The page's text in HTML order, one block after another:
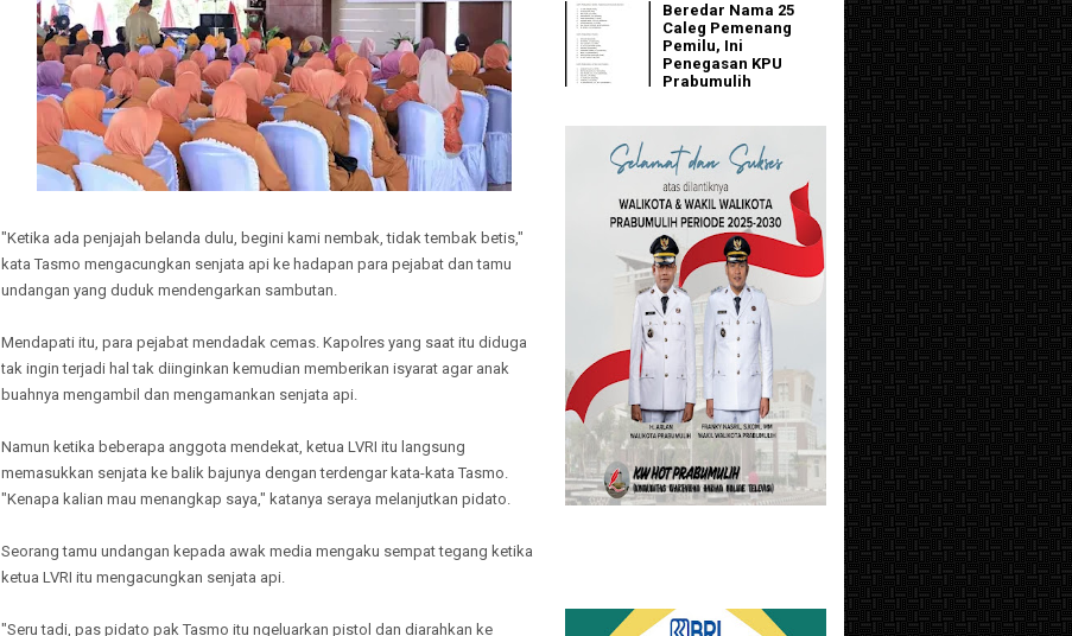
"Ketika ada penjajah belanda dulu, begini kami nembak, tidak tembak betis,"
kata Tasmo mengacungkan senjata api ke hadapan para pejabat dan tamu
undangan yang duduk mendengarkan sambutan.
Mendapati itu, para pejabat mendadak cemas. Kapolres yang saat itu diduga
tak ingin terjadi hal tak diinginkan kemudian memberikan isyarat agar anak
buahnya mengambil dan mengamankan senjata api.
Namun ketika beberapa anggota mendekat, ketua LVRI itu langsung
memasukkan senjata ke balik bajunya dengan terdengar kata-kata Tasmo.
"Kenapa kalian mau menangkap saya," katanya seraya melanjutkan pidato.
Seorang tamu undangan kepada awak media mengaku sempat tegang ketika
ketua LVRI itu mengacungkan senjata api.
"Seru tadi, pas pidato pak Tasmo itu ngeluarkan pistol dan diarahkan ke
Beredar Nama 25
Caleg Pemenang
Pemilu, Ini
Penegasan KPU
Prabumulih